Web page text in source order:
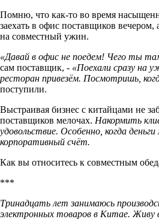
Помню, что как-то во время
заехать в офис поставщиков вечером,
на совместный ужин.
«Давай в офис не поедем! Чего ты
сам поставщик, - «Поехали сразу на
ресторан привезём. Посмотришь,
поступили.
Выстраивая бизнес с китайцами не
поставщиков мелочах. Накормить
удовольствие. Особенно, когда
корпоративный счёт.
Как вы относитесь к совместным
***
Тринадцать лет занимаюсь
электронных товаров в Китае. Живу